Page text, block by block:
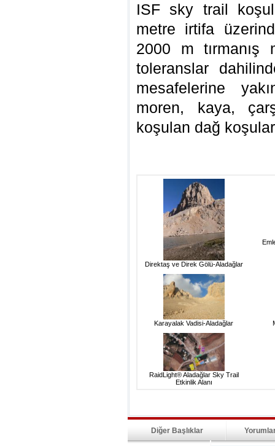
ISF sky trail
metre irtifa
2000 m
toleranslar
mesafelerine
moren, kaya,
koşulan dağ
Direktaş ve Direk Gölü-Aladağlar
Karayalak Vadisi-Aladağlar
RaidLight® Aladağlar Sky Trail
Etkinlik Alanı
Diğer Başlıklar